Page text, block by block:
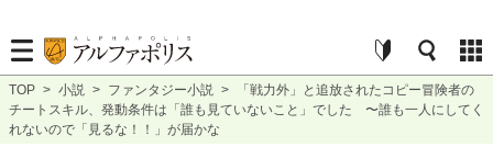
TOP > 小説 > ファンタジー小説 >
「戦力外」と追放されたコピー冒険者の
チートスキル、発動条件は「誰も見ていないこと」でした 〜誰も一人にしてく
れないので「見るな！！」が届かな